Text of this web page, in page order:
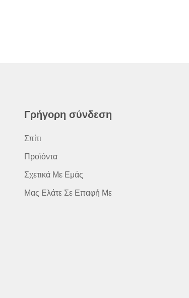
Γρήγορη σύνδεση
Σπίτι
Προϊόντα
Σχετικά Με Εμάς
Μας Ελάτε Σε Επαφή Με